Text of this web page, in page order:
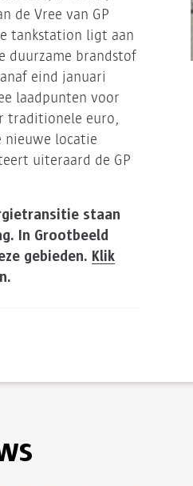
de Vree van GP
tankstation ligt aan
duurzame brandstof
eind januari
laadpunten voor
traditionele euro,
nieuwe locatie
uiteraard de GP
staan
In Grootbeeld
gebieden. Klik